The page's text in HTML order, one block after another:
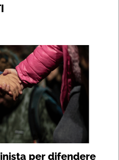
per difendere